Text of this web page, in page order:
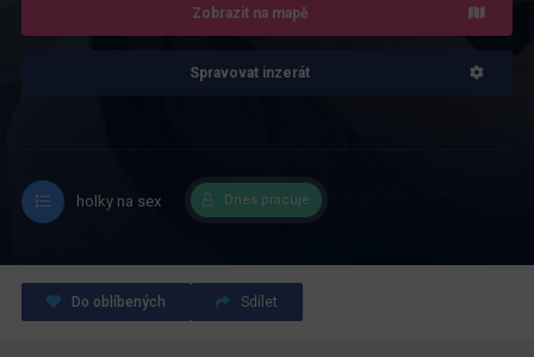
Zobrazit na mapě
Spravovat inzerát
holky na sex Dnes pracuje
Do oblíbených Sdílet